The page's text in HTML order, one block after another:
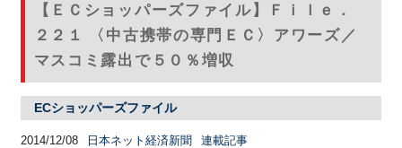
【ＥＣショッパーズファイル】Ｆｉｌｅ．
２２１ 〈中古携帯の専門ＥＣ〉アワーズ／
マスコミ露出で５０％増収
ECショッパーズファイル
2014/12/08 日本ネット経済新聞 連載記事